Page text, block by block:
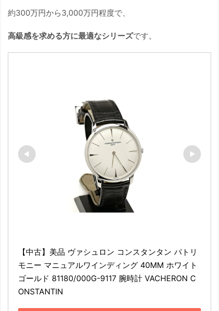
約300万円から3,000万円程度で、
高級感を求める方に最適なシリーズです。
【中古】美品 ヴァシュロン コンスタンタン パトリ
モニー マニュアルワインディング 40MM ホワイト
ゴールド 81180/000G-9117 腕時計 VACHERON C
ONSTANTIN